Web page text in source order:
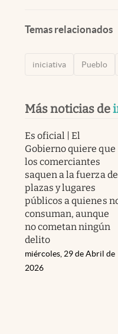
Temas relacionados
iniciativa Pueblo
Más noticias de
Es oficial | El
Gobierno quiere que
los comerciantes
saquen a la fuerza de
plazas y lugares
públicos a quienes
consuman, aunque
no cometan ningún
delito
miércoles, 29 de Abril de
2026